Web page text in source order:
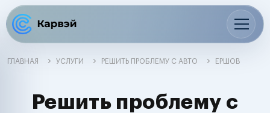
ГЛАВНАЯ УСЛУГИ РЕШИТЬ ПРОБЛЕМУ С АВТО ЕРШОВ
Решить проблему с